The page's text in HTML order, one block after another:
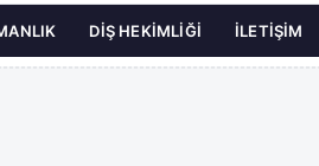
DIŞ HEKIMLIĞI İLETIŞIM